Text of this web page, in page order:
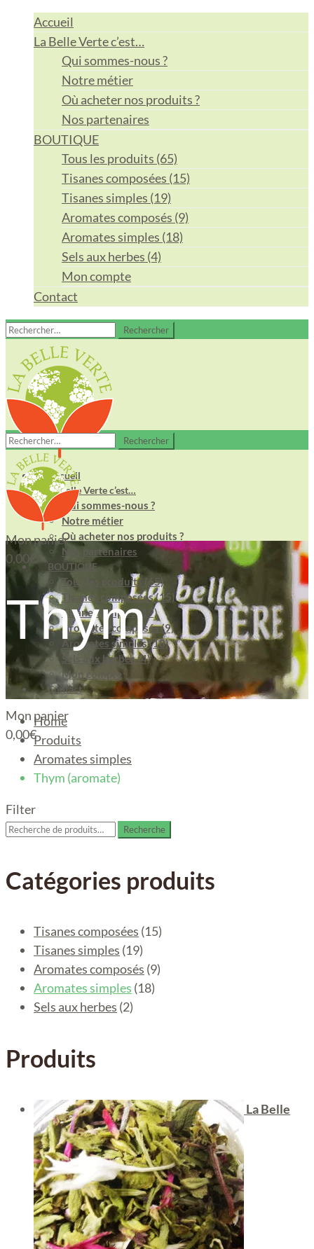
Accueil
La Belle Verte c’est…
Qui sommes-nous ?
Notre métier
Où acheter nos produits ?
Nos partenaires
BOUTIQUE
Tous les produits (65)
Tisanes composées (15)
Tisanes simples (19)
Aromates composés (9)
Aromates simples (18)
Sels aux herbes (4)
Mon compte
Contact
Rechercher :
Accueil
La Belle Verte c’est…
Qui sommes-nous ?
Notre métier
Où acheter nos produits ?
Nos partenaires
BOUTIQUE
Tous les produits (65)
Tisanes composées (15)
Tisanes simples (19)
Aromates composés (9)
Aromates simples (18)
Sels aux herbes (4)
Mon compte
Contact
Mon panier
0,00€
Rechercher :
Mon panier
0,00€
Thym
Home
Produits
Aromates simples
Thym (aromate)
Filter
Recherche
Recherche
Catégories produits
Tisanes composées (15)
Tisanes simples (19)
Aromates composés (9)
Aromates simples (18)
Sels aux herbes (2)
Produits
La Belle